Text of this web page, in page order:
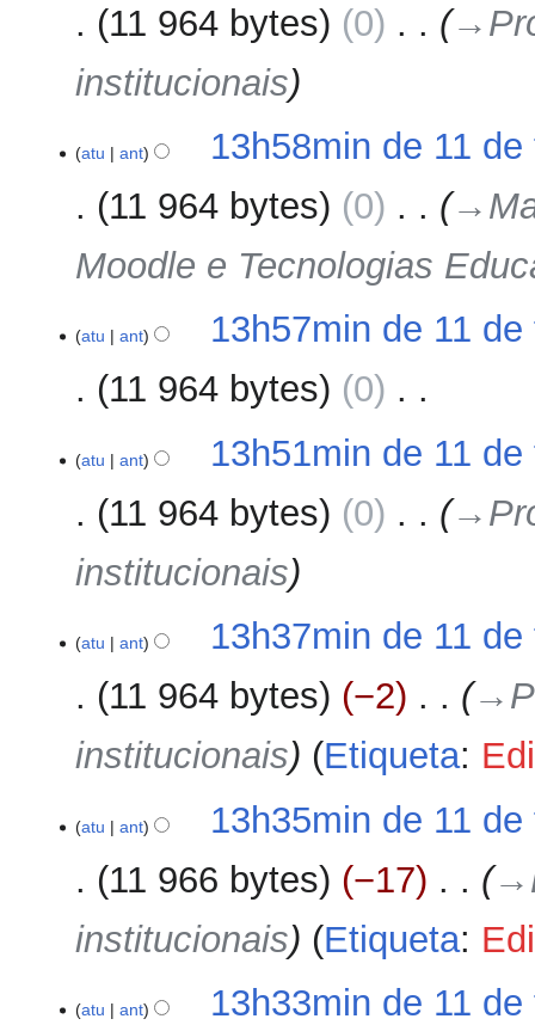
11 964 bytes
0
institucionais
atu ant
13h58min de 11
11 964 bytes
0
Moodle e Tecnologias
atu ant
13h57min de 11
11 964 bytes
0
e
s
u
o
d
i
ã
atu ant
13h51min de 11
11 964 bytes
0
institucionais
atu ant
13h37min de 11
11 964 bytes
−2
institucionais
Etiqueta:
atu ant
13h35min de 11
11 966 bytes
−17
institucionais
Etiqueta:
atu ant
13h33min de 11